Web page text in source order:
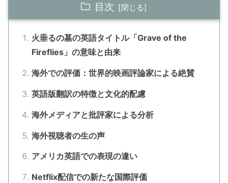
目次
火垂るの墓の英語タイトル「Grave of the
Fireflies」の意味と由来
海外での評価：世界的映画評論家による絶賛
英語版翻訳の特徴と文化的配慮
海外メディアと批評家による分析
海外視聴者の生の声
アメリカ英語での表現の違い
Netflix配信での新たな国際評価